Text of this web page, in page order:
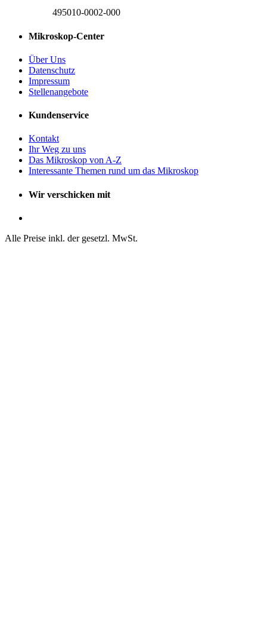
495010-0002-000
Mikroskop-Center
Über Uns
Datenschutz
Impressum
Stellenangebote
Kundenservice
Kontakt
Ihr Weg zu uns
Das Mikroskop von A-Z
Interessante Themen rund um das Mikroskop
Wir verschicken mit
Alle Preise inkl. der gesetzl. MwSt.